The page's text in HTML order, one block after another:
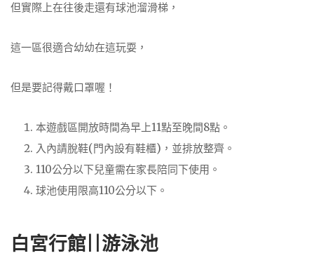
但實際上在往後走還有球池溜滑梯，
這一區很適合幼幼在這玩耍，
但是要記得戴口罩喔！
本遊戲區開放時間為早上11點至晚間8點。
入內請脫鞋(門內設有鞋櫃)，並排放整齊。
110公分以下兒童需在家長陪同下使用。
球池使用限高110公分以下。
白宮行館||游泳池